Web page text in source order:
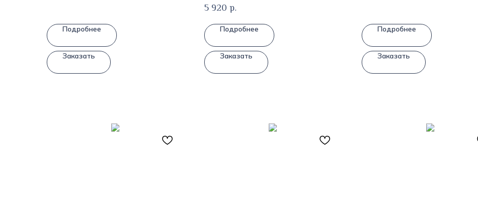
Подробнее
Заказать
5 920 р.
Подробнее
Заказать
Подробнее
Заказать